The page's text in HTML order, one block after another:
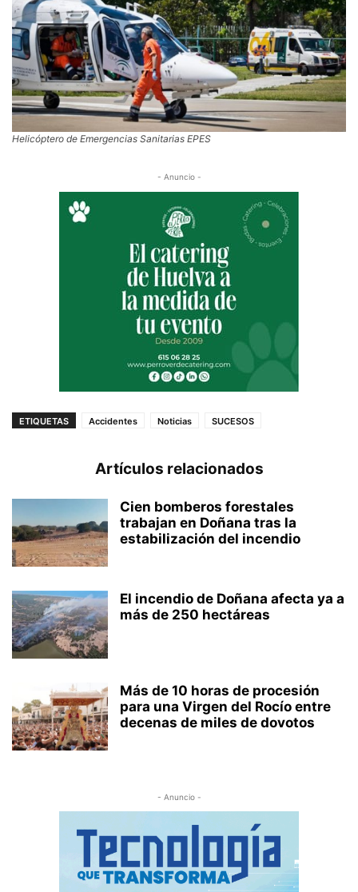
Helicóptero de Emergencias Sanitarias EPES
- Anuncio -
ETIQUETAS Accidentes Noticias SUCESOS
Artículos relacionados
Cien bomberos forestales
trabajan en Doñana tras la
estabilización del incendio
El incendio de Doñana afecta ya a
más de 250 hectáreas
Más de 10 horas de procesión
para una Virgen del Rocío entre
decenas de miles de dovotos
- Anuncio -